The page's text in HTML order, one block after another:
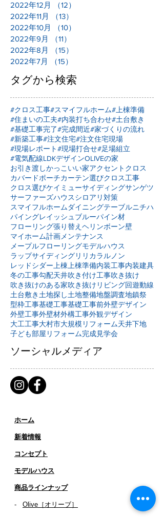
2022年12月
（12）
2022年11月
（13）
2022年10月
（10）
2022年9月
（11）
2022年8月
（15）
2022年7月
（15）
タグから検索
#クロス工事#スマイフルホーム#上棟準備
#住まいの工夫#内装打ち合わせ#土台敷き
#基礎工事完了#完成間近#家づくりの流れ
#新築工事#注文住宅#注文住宅現場
#現場レポート#現場打合せ#足場組立
#電気配線LDKデザインOLIVEの家
お引き渡しかっこいい家アクセントクロス
カバードポーチカーテン選びクロス工事
クロス選びケイミューサイディングサンゲツ
サーファーズハウスシロアリ対策
スマイフルホームダイニングテーブルニチハ
パイングレイッシュブルーパイン材
フローリング張り替え ヘリンボーン壁
マイホーム計画メンテナンス
メープルフローリングモデルハウス
ラップサイディングリリカラルノン
レッドシダー上棟上棟準備内装工事内装建具
冬の工事勾配天井吹き付け工事吹き抜け
吹き抜けのある家吹き抜けリビング回遊動線
土台敷き土地探し土地整備地盤調査地鎮祭
型枠工事基礎工事基礎工事前外壁デザイン
外壁工事外壁材外構工事外観デザイン
大工工事大村市大規模リフォーム天井下地
子ども部屋リフォーム完成見学会
ソーシャルメディア
ホーム
新着情報
コンセプト
​​モデルハウス
商品ラインナップ
- Olive［オリーブ］